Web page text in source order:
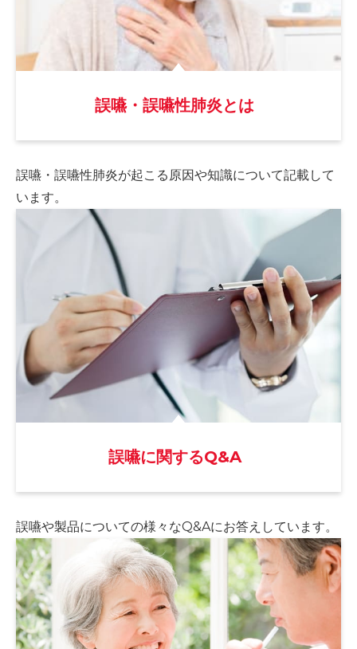
誤嚥・誤嚥性肺炎とは
誤嚥・誤嚥性肺炎が起こる原因や知識について記載して
います。
誤嚥に関するQ&A
誤嚥や製品についての様々なQ&Aにお答えしています。